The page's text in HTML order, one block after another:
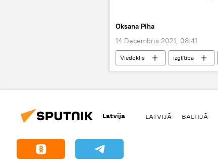
Oksana Piha
14 Decembris 2021, 08:41
Viedoklis izglītība
Latvija LATVIJĀ BALTIJĀ